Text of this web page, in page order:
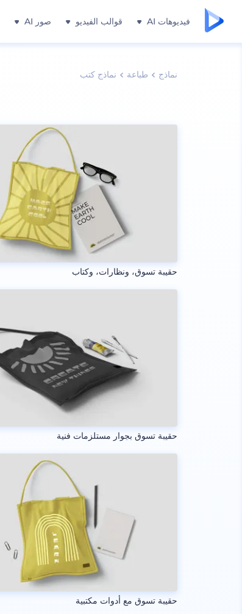
فيديوهات AI قوالب الفيديو صور AI
نماذج طباعة نماذج كتب
حقيبة تسوق، ونظارات، وكتاب
حقيبة تسوق بجوار مستلزمات فنية
حقيبة تسوق مع أدوات مكتبية